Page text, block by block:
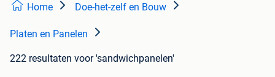
Home Doe-het-zelf en Bouw
Platen en Panelen
222 resultaten voor 'sandwichpanelen'